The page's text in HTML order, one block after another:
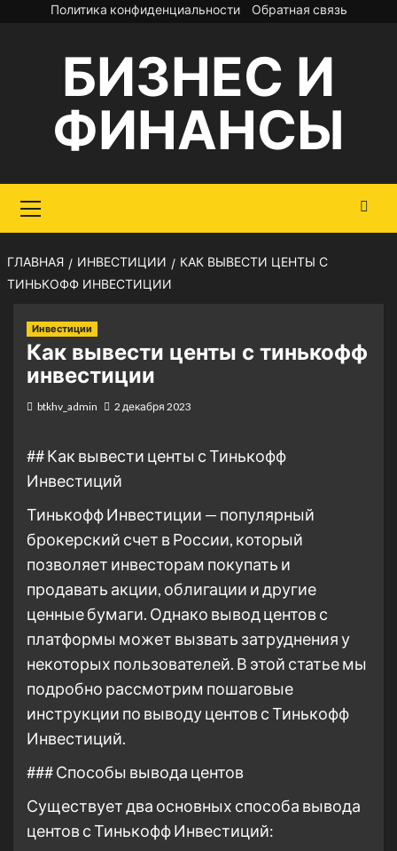
Перейти
содержимому
Политика конфиденциальности Обратная связь
БИЗНЕС И
ФИНАНСЫ
меню
ГЛАВНАЯ ИНВЕСТИЦИИ
КАК ВЫВЕСТИ ЦЕНТЫ С
ТИНЬКОФФ ИНВЕСТИЦИИ
Инвестиции
Как вывести центы с тинькофф
инвестиции
btkhv_admin 2 декабря 2023
## Как вывести центы с Тинькофф
Инвестиций
Тинькофф Инвестиции — популярный
брокерский счет в России, который
позволяет инвесторам покупать и
продавать акции, облигации и другие
ценные бумаги. Однако вывод центов с
платформы может вызвать затруднения у
некоторых пользователей. В этой статье мы
подробно рассмотрим пошаговые
инструкции по выводу центов с Тинькофф
Инвестиций.
### Способы вывода центов
Существует два основных способа вывода
центов с Тинькофф Инвестиций: